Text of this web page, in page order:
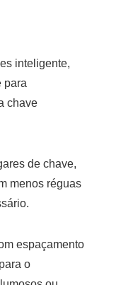
inteligente,
para
chave
de chave,
menos réguas
espaçamento
o